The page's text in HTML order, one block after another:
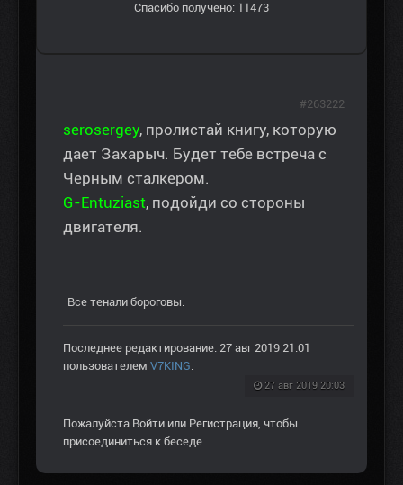
Спасибо получено: 11473
serosergey, пролистай книгу, которую
дает Захарыч. Будет тебе встреча с
Черным сталкером.
G-Entuziast, подойди со стороны
двигателя.
Все тенали бороговы.
Последнее редактирование: 27 авг 2019 21:01
пользователем V7KING.
27 авг 2019 20:03
#263222
Пожалуйста Войти или Регистрация, чтобы
присоединиться к беседе.